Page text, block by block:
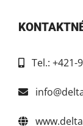
Tel.: +421-